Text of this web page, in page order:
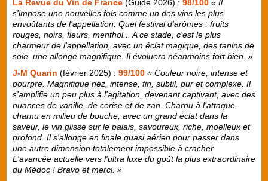
La Revue du Vin de France (Guide 2026) : 98/100 « Il
s'impose une nouvelles fois comme un des vins les plus
envoûtants de l'appellation. Quel festival d'arômes : fruits
rouges, noirs, fleurs, menthol... A ce stade, c'est le plus
charmeur de l'appellation, avec un éclat magique, des tanins de
soie, une allonge magnifique. Il évoluera néanmoins fort bien. »
J-M Quarin (février 2025) : 99/100 « Couleur noire, intense et
pourpre. Magnifique nez, intense, fin, subtil, pur et complexe. Il
s'amplifie un peu plus à l'agitation, devenant captivant, avec des
nuances de vanille, de cerise et de zan. Charnu à l'attaque,
charnu en milieu de bouche, avec un grand éclat dans la
saveur, le vin glisse sur le palais, savoureux, riche, moelleux et
profond. Il s'allonge en finale quasi aérien pour passer dans
une autre dimension totalement impossible à cracher.
L'avancée actuelle vers l'ultra luxe du goût la plus extraordinaire
du Médoc ! Bravo et merci. »